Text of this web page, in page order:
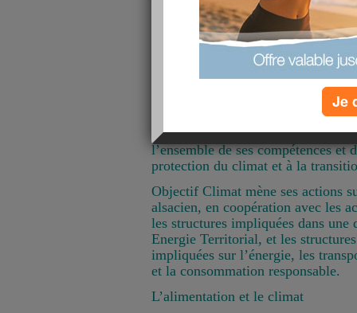
environ 1/3 des émissions de gaz
globales en France.
est une
dont l’objet est de sensibiliser et
aux enjeux climatiques et
Action Climat France et
positionne aujourd’hui comme un
l’ensemble de ses compétences et
protection du climat et à la
Objectif Climat mène ses actions
alsacien, en coopération avec les
les structures impliquées dans une
Energie Territorial, et les
impliquées sur l’énergie, les
et la consommation responsable.
L’alimentation et le climat
Je